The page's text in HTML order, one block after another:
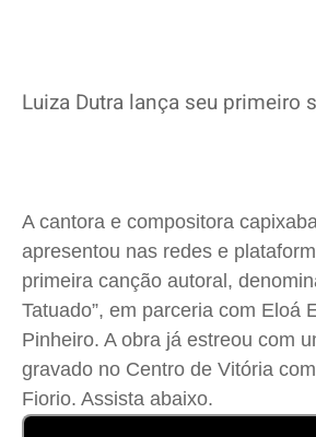
Luiza Dutra lança seu primeiro
A cantora e compositora
apresentou nas redes e
primeira canção autoral,
Tatuado”, em parceria com Eloá
Pinheiro. A obra já estreou com
gravado no Centro de Vitória
Fiorio. Assista abaixo.